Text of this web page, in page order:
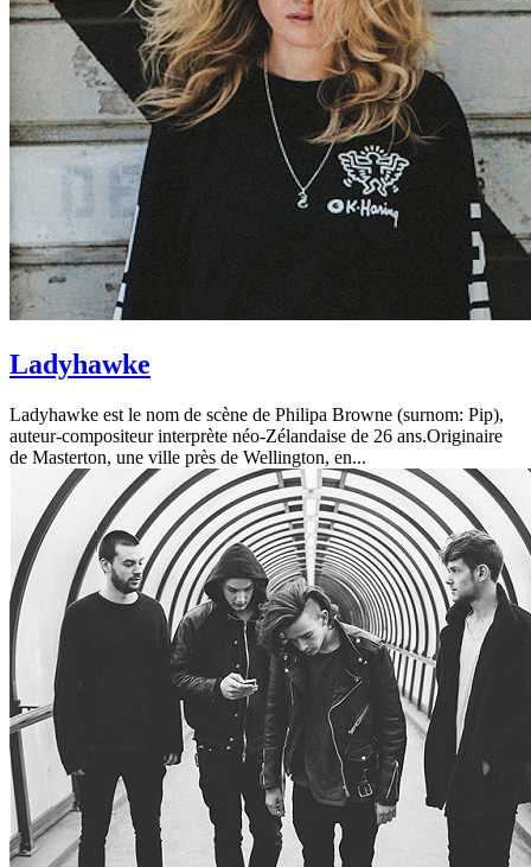
Ladyhawke
Ladyhawke est le nom de scène de Philipa Browne (surnom: Pip),
auteur-compositeur interprète néo-Zélandaise de 26 ans.Originaire
de Masterton, une ville près de Wellington, en...